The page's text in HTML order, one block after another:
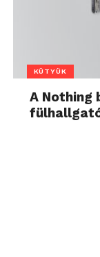
KÜTYÜK
A Nothing